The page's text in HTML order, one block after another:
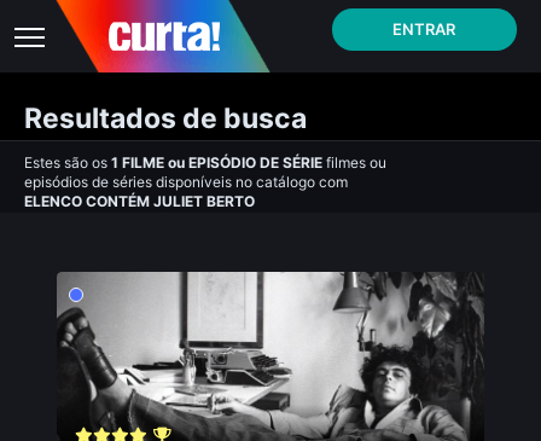
ENTRAR
Resultados de busca
Estes são os 1 FILME ou EPISÓDIO DE SÉRIE filmes ou
episódios de séries disponíveis no catálogo com
ELENCO CONTÉM JULIET BERTO